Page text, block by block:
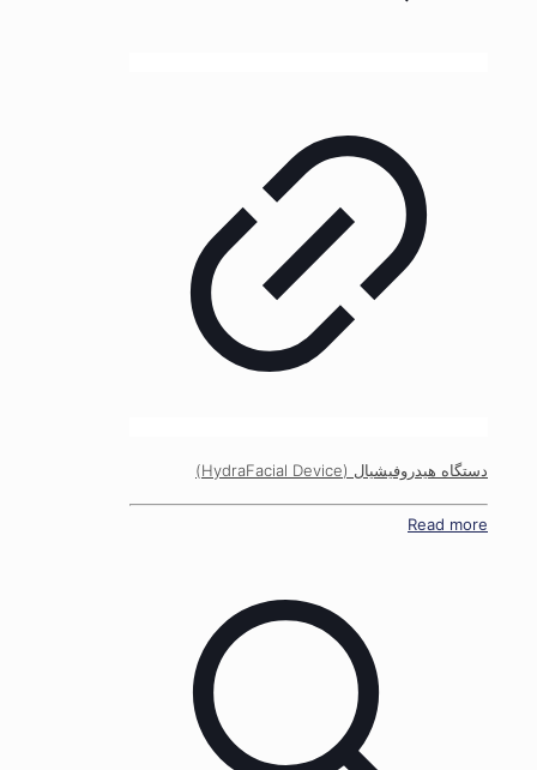
دستگاه هیدروفیشیال (HydraFacial Device)
Read more